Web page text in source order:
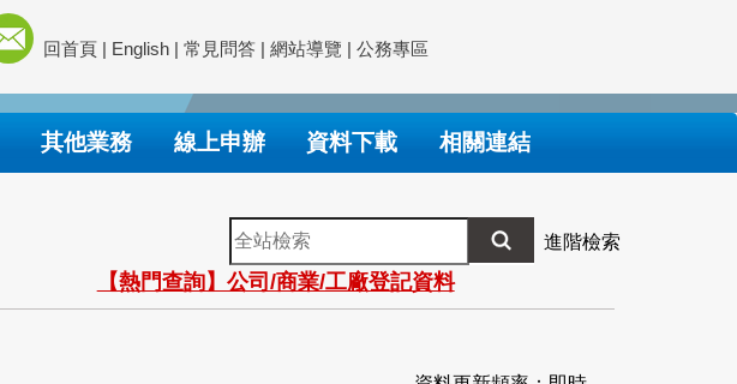
回首頁 | English | 常見問答 | 網站導覽 | 公務專區
其他業務 線上申辦 資料下載 相關連結
全
站
檢
索
進階檢索
【熱門查詢】公司/商業/工廠登記資料